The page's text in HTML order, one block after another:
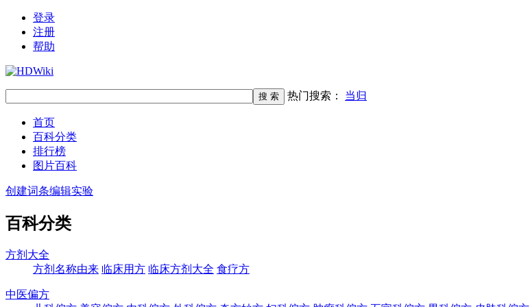
登录
注册
帮助
热门搜索： 当归
首页
百科分类
排行榜
图片百科
创建词条编辑实验
百科分类
方剂大全
方剂名称由来 临床用方 临床方剂大全 食疗方
中医偏方